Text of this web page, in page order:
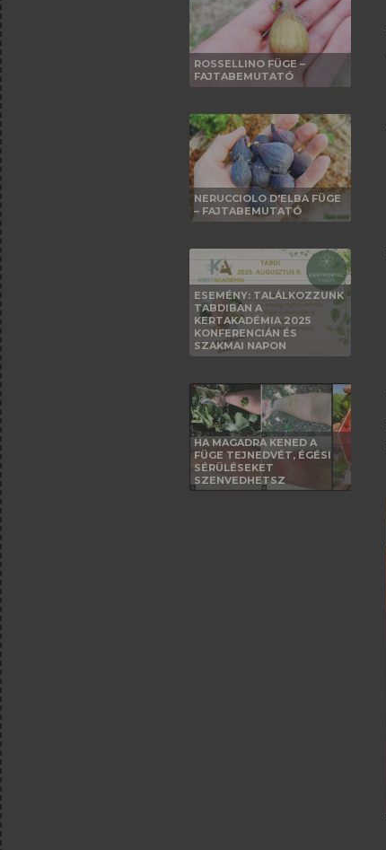
ROSSELLINO FÜGE –
FAJTABEMUTATÓ
NERUCCIOLO D'ELBA FÜGE
– FAJTABEMUTATÓ
ESEMÉNY: TALÁLKOZZUNK
TABDIBAN A
KERTAKADÉMIA 2025
KONFERENCIÁN ÉS
SZAKMAI NAPON
HA MAGADRA KENED A
FÜGE TEJNEDVÉT, ÉGÉSI
SÉRÜLÉSEKET
SZENVEDHETSZ